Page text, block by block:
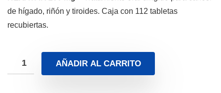
de hígado, riñón y tiroides. Caja con 112 tabletas
recubiertas.
AÑADIR AL CARRITO